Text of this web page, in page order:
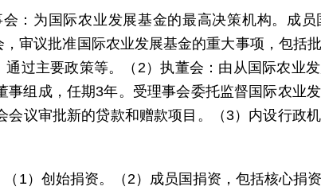
会：为国际农业发展基金的最高决策机构。成
审议批准国际农业发展基金的重大事项，包括
通过主要政策等。（2）执董会：由从国际农业
事组成，任期3年。受理事会委托监督国际农业
会议审批新的贷款和赠款项目。（3）内设行政
（1）创始捐资。（2）成员国捐资，包括核心捐